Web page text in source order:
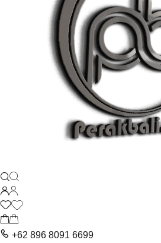
+62 896 8091 6699